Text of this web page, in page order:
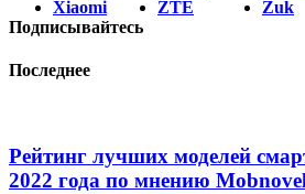
Xiaomi
ZTE
Zuk
Подписывайтесь
Последнее
Рейтинг лучших моделей
2022 года по мнению